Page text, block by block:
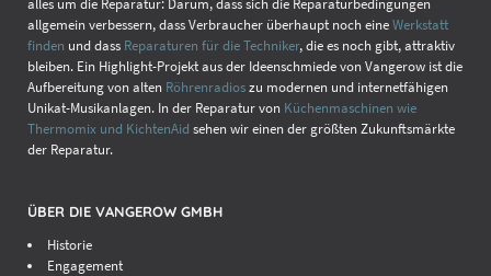
alles um die Reparatur: Darum, dass sich die Reparaturbedingungen
allgemein verbessern, dass Verbraucher überhaupt noch eineWerkstatt
finden und dass Reparaturen für die Techniker, die es noch gibt, attraktiv
bleiben. Ein Highlight-Projekt aus der Ideenschmiede von Vangerow ist die
Aufbereitung von alten Röhrenradioszu modernen und internetfähigen
Unikat-Musikanlagen. In der Reparatur von Küchenmaschinen wie
Thermomix und KichtenAid sehen wir einen der größten Zukunftsmärkte
der Reparatur.
ÜBER DIE VANGEROW GMBH
Historie
Engagement